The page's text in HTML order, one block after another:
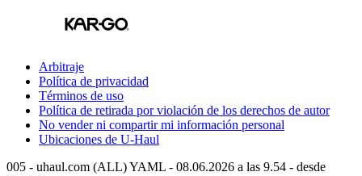
Arbitraje
Política de privacidad
Términos de uso
Política de retirada por violación de los derechos de autor
No vender ni compartir mi información personal
Ubicaciones de U-Haul
005 - uhaul.com (ALL) YAML - 08.06.2026 a las 9.54 - desde